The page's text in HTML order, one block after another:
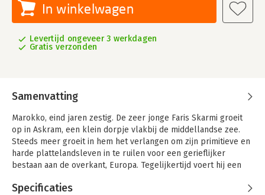
In winkelwagen
Levertijd ongeveer 3 werkdagen
Gratis verzonden
Samenvatting
Marokko, eind jaren zestig. De zeer jonge Faris Skarmi groeit
op in Askram, een klein dorpje vlakbij de middellandse zee.
Steeds meer groeit in hem het verlangen om zijn primitieve en
harde plattelandsleven in te ruilen voor een gerieflijker
bestaan aan de overkant, Europa. Tegelijkertijd voert hij een
en nog diepere armoede wordt een aftocht onvermijdelijk. Hij
Specificaties